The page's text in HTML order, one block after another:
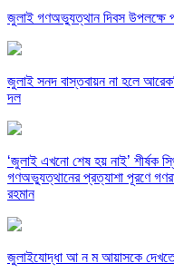
জুলাই গণঅভ্যুত্থান দিবস উপলক্ষে
জুলাই সনদ বাস্তবায়ন না হলে
দল
‘জুলাই এখনো শেষ হয় নাই’ শীর্ষক
গণঅভ্যুত্থানের প্রত্যাশা পূরণে
রহমান
জুলাইযোদ্ধা আ ন ম আয়াসকে দেখতে